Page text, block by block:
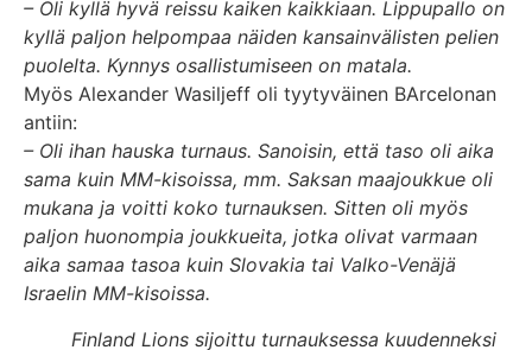
– Oli kyllä hyvä reissu kaiken kaikkiaan. Lippupallo on
kyllä paljon helpompaa näiden kansainvälisten pelien
puolelta. Kynnys osallistumiseen on matala.
Myös Alexander Wasiljeff oli tyytyväinen BArcelonan
antiin:
– Oli ihan hauska turnaus. Sanoisin, että taso oli aika
sama kuin MM-kisoissa, mm. Saksan maajoukkue oli
mukana ja voitti koko turnauksen. Sitten oli myös
paljon huonompia joukkueita, jotka olivat varmaan
aika samaa tasoa kuin Slovakia tai Valko-Venäjä
Israelin MM-kisoissa.
Finland Lions sijoittu turnauksessa kuudenneksi